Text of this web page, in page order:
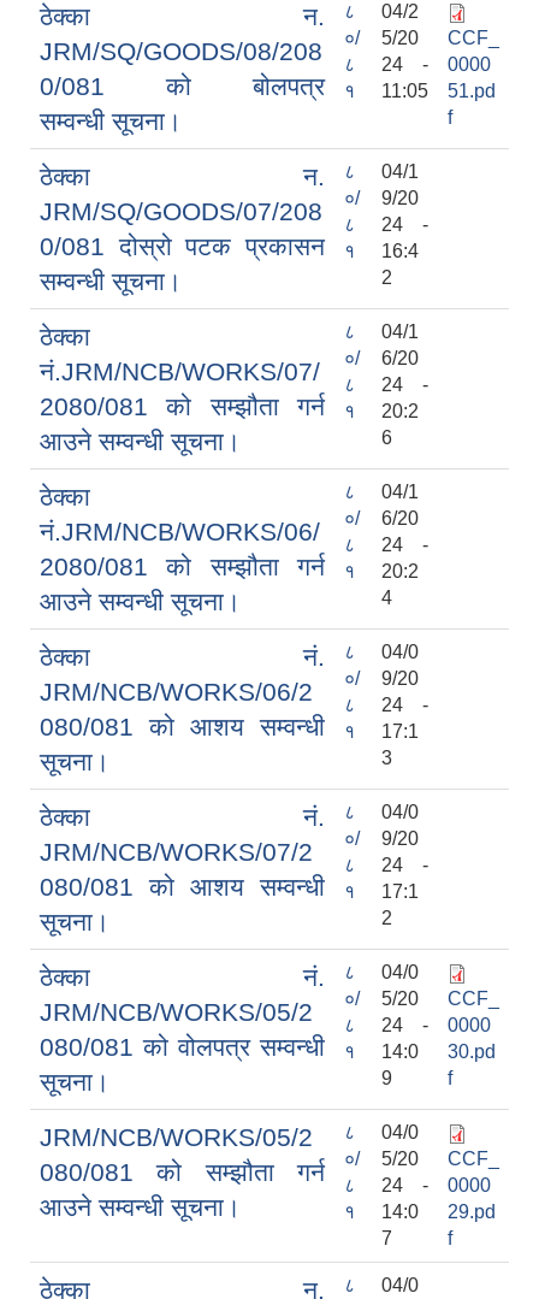
ठेक्का न.
JRM/SQ/GOODS/08/208
0/081 को बोलपत्र
सम्वन्धी सूचना।
८
०/
८
१
04/2
5/20
24 -
11:05
CCF_
0000
51.pd
f
ठेक्का न.
JRM/SQ/GOODS/07/208
0/081 दोस्रो पटक प्रकासन
सम्वन्धी सूचना।
८
०/
८
१
04/1
9/20
24 -
16:4
2
ठेक्का
नं.JRM/NCB/WORKS/07/
2080/081 को सम्झौता गर्न
आउने सम्वन्धी सूचना।
८
०/
८
१
04/1
6/20
24 -
20:2
6
ठेक्का
नं.JRM/NCB/WORKS/06/
2080/081 को सम्झौता गर्न
आउने सम्वन्धी सूचना।
८
०/
८
१
04/1
6/20
24 -
20:2
4
ठेक्का नं.
JRM/NCB/WORKS/06/2
080/081 को आशय सम्वन्धी
सूचना।
८
०/
८
१
04/0
9/20
24 -
17:1
3
ठेक्का नं.
JRM/NCB/WORKS/07/2
080/081 को आशय सम्वन्धी
सूचना।
८
०/
८
१
04/0
9/20
24 -
17:1
2
ठेक्का नं.
JRM/NCB/WORKS/05/2
080/081 को वोलपत्र सम्वन्धी
सूचना।
८
०/
८
१
04/0
5/20
24 -
14:0
9
CCF_
0000
30.pd
f
JRM/NCB/WORKS/05/2
080/081 को सम्झौता गर्न
आउने सम्वन्धी सूचना।
८
०/
८
१
04/0
5/20
24 -
14:0
7
CCF_
0000
29.pd
f
ठेक्का न. ८ 04/0